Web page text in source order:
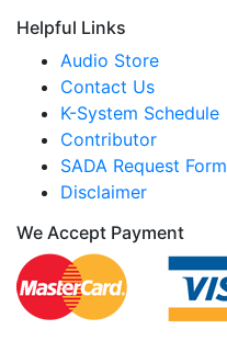
Helpful Links
Audio Store
Contact Us
K-System Schedule
Contributor
SADA Request Form
Disclaimer
We Accept Payment